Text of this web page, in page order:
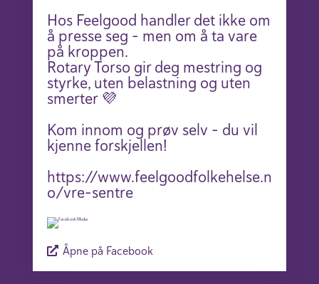
Hos Feelgood handler det ikke om
å presse seg – men om å ta vare
på kroppen.
Rotary Torso gir deg mestring og
styrke, uten belastning og uten
smerter 💜
Kom innom og prøv selv – du vil
kjenne forskjellen!
https://www.feelgoodfolkehelse.n
o/vre-sentre
Åpne på Facebook